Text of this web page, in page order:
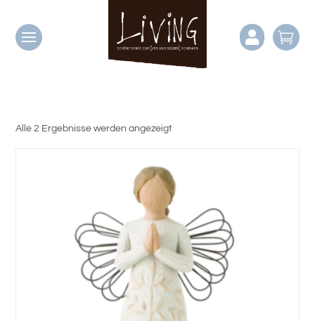
 
Alle 2 Ergebnisse werden angezeigt